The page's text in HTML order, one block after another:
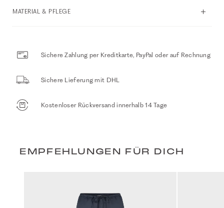
MATERIAL & PFLEGE
Sichere Zahlung per Kreditkarte, PayPal oder auf Rechnung
Sichere Lieferung mit DHL
Kostenloser Rückversand innerhalb 14 Tage
EMPFEHLUNGEN FÜR DICH